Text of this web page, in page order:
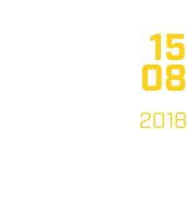
15
08
2018